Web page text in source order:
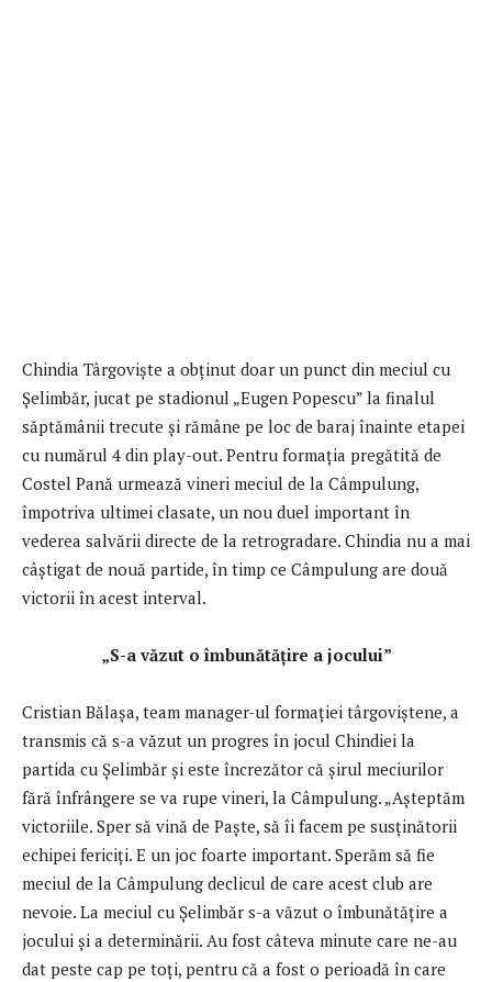
Chindia Târgovişte a obţinut doar un punct din meciul cu
Şelimbăr, jucat pe stadionul „Eugen Popescu” la finalul
săptămânii trecute şi rămâne pe loc de baraj înainte etapei
cu numărul 4 din play-out. Pentru formaţia pregătită de
Costel Pană urmează vineri meciul de la Câmpulung,
împotriva ultimei clasate, un nou duel important în
vederea salvării directe de la retrogradare. Chindia nu a mai
câştigat de nouă partide, în timp ce Câmpulung are două
victorii în acest interval.
„S-a văzut o îmbunătăţire a jocului”
Cristian Bălaşa, team manager-ul formaţiei târgoviştene, a
transmis că s-a văzut un progres în jocul Chindiei la
partida cu Şelimbăr şi este încrezător că şirul meciurilor
fără înfrângere se va rupe vineri, la Câmpulung. „Aşteptăm
victoriile. Sper să vină de Paşte, să îi facem pe susţinătorii
echipei fericiţi. E un joc foarte important. Sperăm să fie
meciul de la Câmpulung declicul de care acest club are
nevoie. La meciul cu Şelimbăr s-a văzut o îmbunătăţire a
jocului şi a determinării. Au fost câteva minute care ne-au
dat peste cap pe toţi, pentru că a fost o perioadă în care